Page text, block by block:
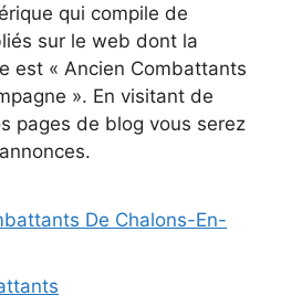
qui compile de
sur le web dont la
est « Ancien Combattants
». En visitant de
pages de blog vous serez
De Chalons-En-